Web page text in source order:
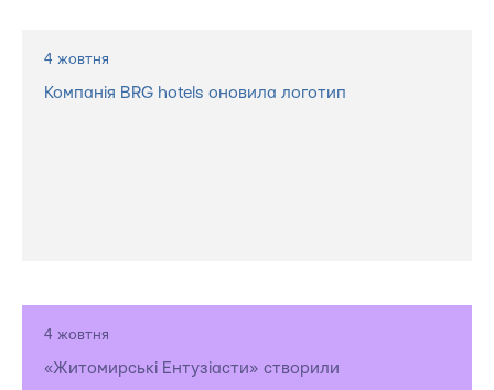
4 жовтня
Компанія BRG hotels оновила логотип
4 жовтня
«Житомирські Ентузіасти» створили